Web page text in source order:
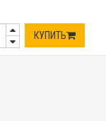
КУПИТЬ